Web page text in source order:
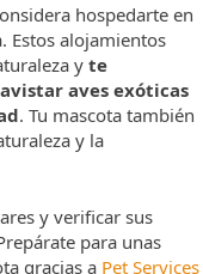
hospedarte en
Estos alojamientos
y te
aves exóticas
. Tu mascota también
y la
y verificar sus
para unas
gracias a Pet Services